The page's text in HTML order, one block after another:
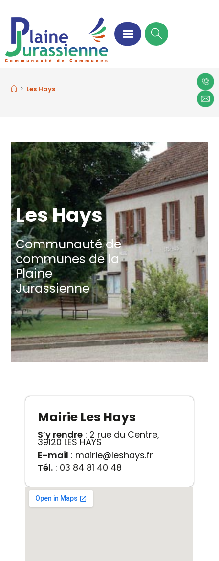
> Les Hays
Les Hays
Communauté de
communes de la
Plaine
Jurassienne
Mairie Les Hays
S’y rendre : 2 rue du Centre,
39120 LES HAYS
E-mail : mairie@leshays.fr
Tél. : 03 84 81 40 48